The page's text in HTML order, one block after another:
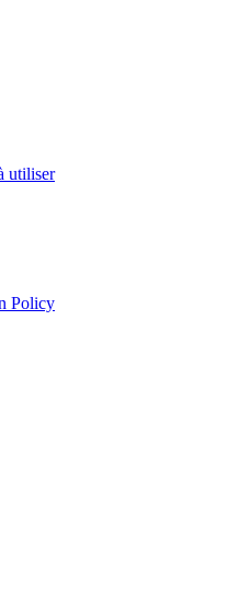
utiliser
Policy